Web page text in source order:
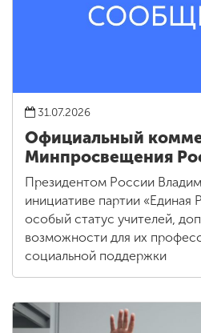
31.07.2026
Официальный
Минпросвещения
Президентом России
инициативе партии «Единая
особый статус учителей,
возможности для их
социальной поддержки